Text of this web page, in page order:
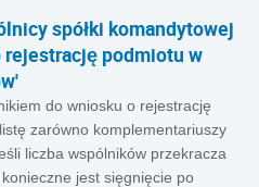
spółki komandytowej
rejestrację podmiotu w
do wniosku o rejestrację
zarówno komplementariuszy
liczba wspólników przekracza
jest sięgnięcie po